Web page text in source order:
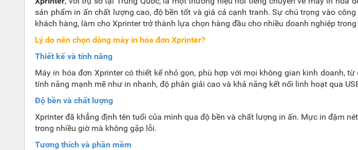
sản phẩm in ấn chất lượng cao, độ bền tốt và giá cả cạnh tranh. Sự chú trọng vào
khách hàng, làm cho Xprinter trở thành lựa chọn hàng đầu cho nhiều doanh nghiệp
Lý do nên chọn dòng máy in hóa đơn Xprinter?
Thiết kế và tính năng
Máy in hóa đơn Xprinter có thiết kế nhỏ gọn, phù hợp với mọi không gian kinh doanh,
tính năng mạnh mẽ như in nhanh, độ phân giải cao và khả năng kết nối linh hoạt qua
Độ bền và chất lượng
Xprinter đã khẳng định tên tuổi của mình qua độ bền và chất lượng in ấn. Mực in đậm
trong nhiều giờ mà không gặp lỗi.
Tương thích và phần mềm